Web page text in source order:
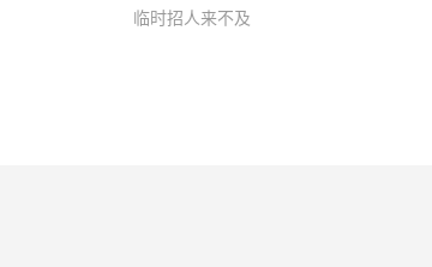
临时招人来不及